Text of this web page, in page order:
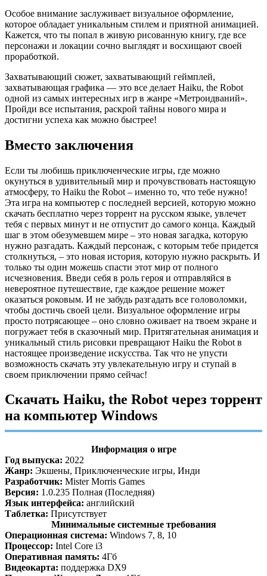
Особое внимание заслуживает визуальное оформление,
которое обладает уникальным стилем и приятной анимацией.
Кажется, что ты попал в живую рисованную книгу, где все
персонажи и локации сочно выглядят и восхищают своей
проработкой.
Захватывающий сюжет, захватывающий геймплей,
захватывающая графика — это все делает Haiku, the Robot
одной из самых интересных игр в жанре «Метроидваний».
Пройди все испытания, раскрой тайны нового мира и
достигни успеха как можно быстрее!
Вместо заключения
Если ты любишь приключенческие игры, где можно
окунуться в удивительный мир и прочувствовать настоящую
атмосферу, то Haiku the Robot – именно то, что тебе нужно!
Эта игра на компьютер с последней версией, которую можно
скачать бесплатно через торрент на русском языке, увлечет
тебя с первых минут и не отпустит до самого конца. Каждый
шаг в этом обезумевшем мире – это новая загадка, которую
нужно разгадать. Каждый персонаж, с которым тебе придется
столкнуться, – это новая история, которую нужно раскрыть. И
только ты один можешь спасти этот мир от полного
исчезновения. Введи себя в роль героя и отправляйся в
невероятное путешествие, где каждое решение может
оказаться роковым. И не забудь разгадать все головоломки,
чтобы достичь своей цели. Визуальное оформление игры
просто потрясающее – оно словно оживает на твоем экране и
погружает тебя в сказочный мир. Притягательная анимация и
уникальный стиль рисовки превращают Haiku the Robot в
настоящее произведение искусства. Так что не упусти
возможность скачать эту увлекательную игру и ступай в
своем приключении прямо сейчас!
Скачать Haiku, the Robot через торрент
на компьютер Windows
Информация о игре
Год выпуска: 2022
Жанр: Экшены, Приключенческие игры, Инди
Разработчик: Mister Morris Games
Версия: 1.0.235 Полная (Последняя)
Язык интерфейса: английский
Таблетка: Присутствует
Минимальные системные требования
Операционная система: Windows 7, 8, 10
Процессор: Intel Core i3
Оперативная память: 4Гб
Видеокарта: поддержка DX9